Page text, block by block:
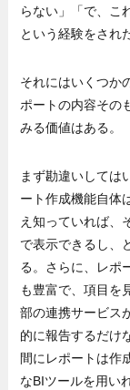
らない」「で、こ
という経験をされ
それにはいくつか
ポートの内容その
みる価値はある。
まず勘違いしては
ート作成機能自体
え知っていれば、
で表示できるし、
る。さらに、レポ
も豊富で、項目を
部の連携サービス
的に報告するだけ
間にレポートは作
なBIツールを用い